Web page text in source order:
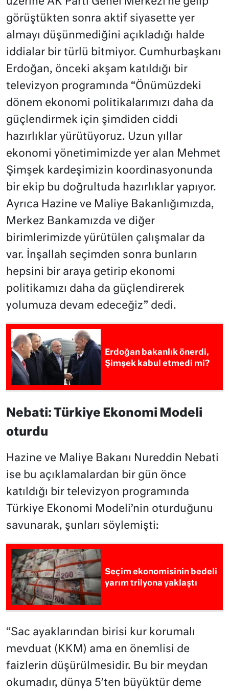
görüştükten sonra aktif siyasette yer
almayı düşünmediğini açıkladığı halde
iddialar bir türlü bitmiyor. Cumhurbaşkanı
Erdoğan, önceki akşam katıldığı bir
televizyon programında “Önümüzdeki
dönem ekonomi politikalarımızı daha da
güçlendirmek için şimdiden ciddi
hazırlıklar yürütüyoruz. Uzun yıllar
ekonomi yönetimimizde yer alan Mehmet
Şimşek kardeşimizin koordinasyonunda
bir ekip bu doğrultuda hazırlıklar yapıyor.
Ayrıca Hazine ve Maliye Bakanlığımızda,
Merkez Bankamızda ve diğer
birimlerimizde yürütülen çalışmalar da
var. İnşallah seçimden sonra bunların
hepsini bir araya getirip ekonomi
politikamızı daha da güçlendirerek
yolumuza devam edeceğiz” dedi.
Erdoğan bakanlık önerdi,
Şimşek kabul etmedi mi?
Nebati: Türkiye Ekonomi Modeli
oturdu
Hazine ve Maliye Bakanı Nureddin Nebati
ise bu açıklamalardan bir gün önce
katıldığı bir televizyon programında
Türkiye Ekonomi Modeli’nin oturduğunu
savunarak, şunları söylemişti:
Seçim ekonomisinin bedeli
yarım trilyona yaklaştı
“Sac ayaklarından birisi kur korumalı
mevduat (KKM) ama en önemlisi de
faizlerin düşürülmesidir. Bu bir meydan
okumadır, dünya 5’ten büyüktür deme